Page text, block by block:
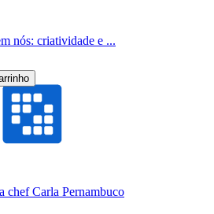
nós: criatividade e ...
chef Carla Pernambuco